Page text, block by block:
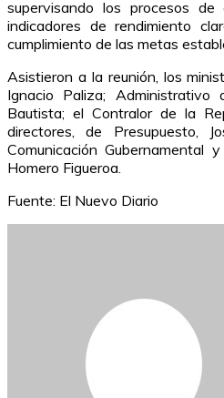
supervisando los procesos de
indicadores de rendimiento
cumplimiento de las metas
Asistieron a la reunión, los
Ignacio Paliza; Administrativo
Bautista; el Contralor de la
directores, de Presupuesto,
Comunicación Gubernamental
Homero Figueroa.
Fuente: El Nuevo Diario